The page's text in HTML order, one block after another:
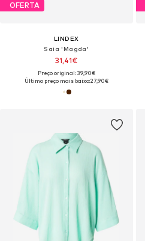
OFERTA
LINDEX
Saia 'Magda'
31,41€
Preço original: 39,90€
Último preço mais baixo:27,90€